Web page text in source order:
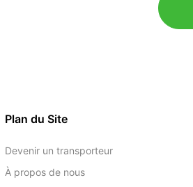
Plan du Site
Devenir un transporteur
À propos de nous